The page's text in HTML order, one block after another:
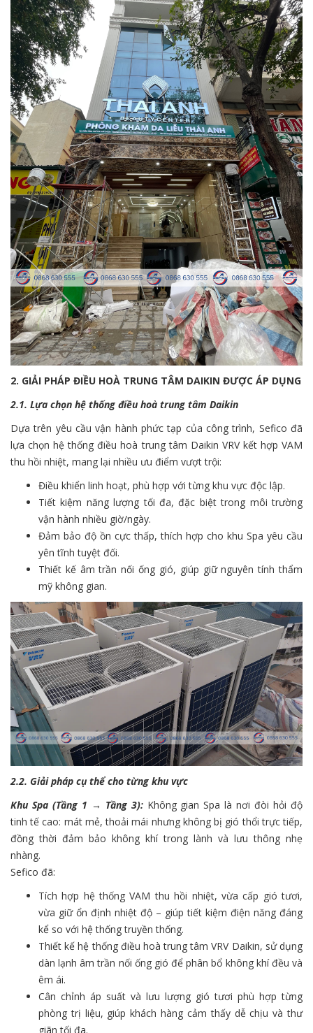
2. GIẢI PHÁP ĐIỀU HOÀ TRUNG TÂM DAIKIN ĐƯỢC ÁP DỤNG
2.1. Lựa chọn hệ thống điều hoà trung tâm Daikin
Dựa trên yêu cầu vận hành phức tạp của công trình, Sefico đã
lựa chọn hệ thống điều hoà trung tâm Daikin VRV kết hợp VAM
thu hồi nhiệt, mang lại nhiều ưu điểm vượt trội:
Điều khiển linh hoạt, phù hợp với từng khu vực độc lập.
Tiết kiệm năng lượng tối đa, đặc biệt trong môi trường
vận hành nhiều giờ/ngày.
Đảm bảo độ ồn cực thấp, thích hợp cho khu Spa yêu cầu
yên tĩnh tuyệt đối.
Thiết kế âm trần nối ống gió, giúp giữ nguyên tính thẩm
mỹ không gian.
2.2. Giải pháp cụ thể cho từng khu vực
Khu Spa (Tầng 1 → Tầng 3): Không gian Spa là nơi đòi hỏi độ
tinh tế cao: mát mẻ, thoải mái nhưng không bị gió thổi trực tiếp,
đồng thời đảm bảo không khí trong lành và lưu thông nhẹ
nhàng.
Sefico đã:
Tích hợp hệ thống VAM thu hồi nhiệt, vừa cấp gió tươi,
vừa giữ ổn định nhiệt độ – giúp tiết kiệm điện năng đáng
kể so với hệ thống truyền thống.
Thiết kế hệ thống điều hoà trung tâm VRV Daikin, sử dụng
dàn lạnh âm trần nối ống gió để phân bổ không khí đều và
êm ái.
Cân chỉnh áp suất và lưu lượng gió tươi phù hợp từng
phòng trị liệu, giúp khách hàng cảm thấy dễ chịu và thư
giãn tối đa.